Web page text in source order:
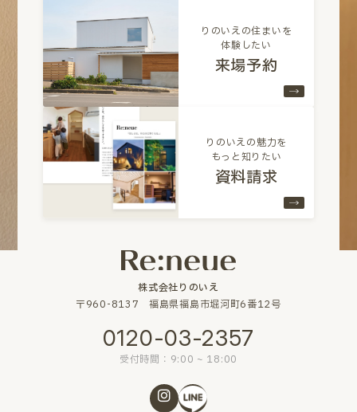
りのいえの住まいを
体験したい
来場予約
りのいえの魅力を
もっと知りたい
資料請求
株式会社りのいえ
〒960-8137 福島県福島市堀河町6番12号
0120-03-2357
受付時間：9:00 ~ 18:00